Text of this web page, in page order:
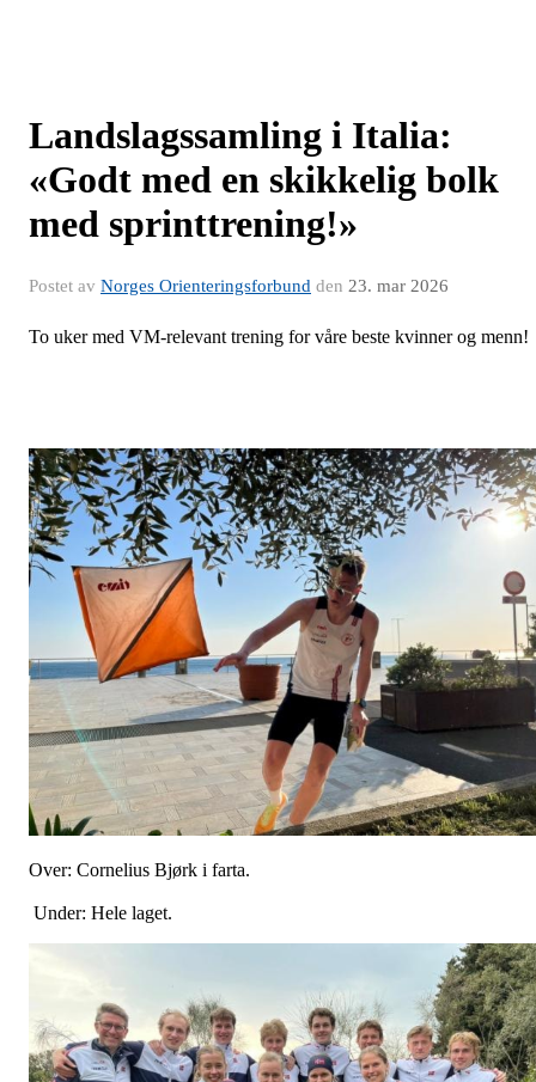
Landslagssamling i Italia:
«Godt med en skikkelig bolk
med sprinttrening!»
Postet av Norges Orienteringsforbund den 23. mar 2026
To uker med VM-relevant trening for våre beste kvinner og menn!
Over: Cornelius Bjørk i farta.
Under: Hele laget.